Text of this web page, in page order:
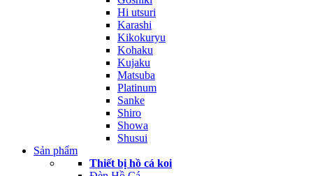
Hi utsuri
Karashi
Kikokuryu
Kohaku
Kujaku
Matsuba
Platinum
Sanke
Shiro
Showa
Shusui
Sản phẩm
Thiết bị hồ cá koi